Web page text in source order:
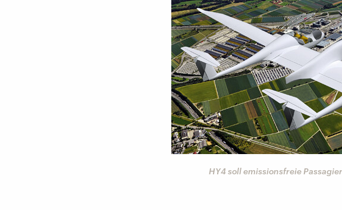
HY4 soll emissionsfreie